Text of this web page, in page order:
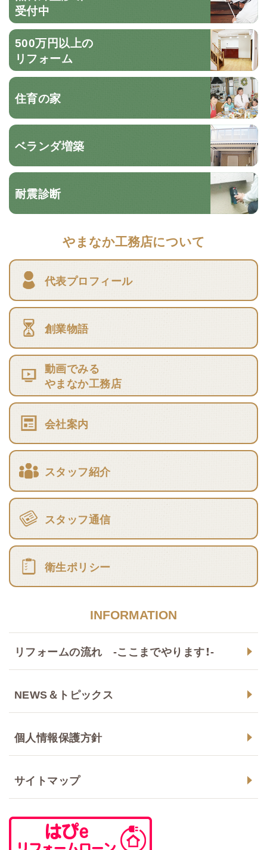
受付中
500万円以上の
リフォーム
住育の家
ベランダ増築
耐震診断
やまなか工務店について
代表プロフィール
創業物語
動画でみる
やまなか工務店
会社案内
スタッフ紹介
スタッフ通信
衛生ポリシー
INFORMATION
リフォームの流れ -ここまでやります！-
NEWS＆トピックス
個人情報保護方針
サイトマップ